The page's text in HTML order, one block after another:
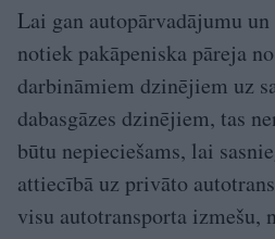
Lai gan autopārvadājumu
notiek pakāpeniska pāreja
darbināmiem dzinējiem uz
dabasgāzes dzinējiem, tas
būtu nepieciešams, lai
attiecībā uz privāto
visu autotransporta izmešu,